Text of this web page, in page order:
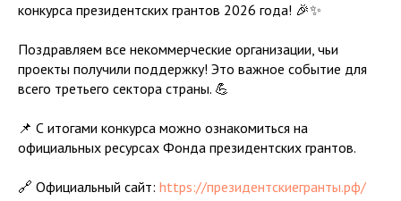
конкурса президентских грантов 2026 года! 🎉✨
Поздравляем все некоммерческие организации, чьи
проекты получили поддержку! Это важное событие для
всего третьего сектора страны. 💪
📌 С итогами конкурса можно ознакомиться на
официальных ресурсах Фонда президентских грантов.
🔗 Официальный сайт: https://президентскиегранты.рф/